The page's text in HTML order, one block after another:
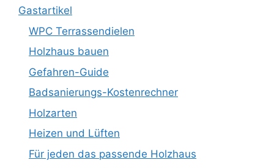
Gastartikel
WPC Terrassendielen
Holzhaus bauen
Gefahren-Guide
Badsanierungs-Kostenrechner
Holzarten
Heizen und Lüften
Für jeden das passende Holzhaus